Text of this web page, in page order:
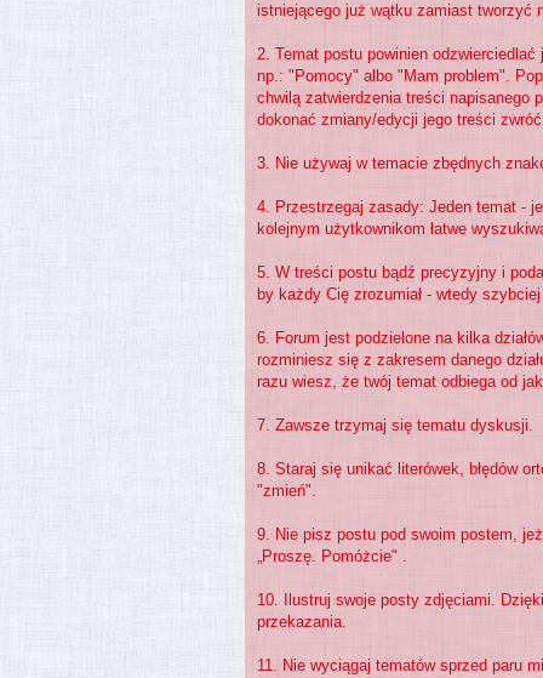
istniejącego już wątku zamiast tworzyć
2. Temat postu powinien
np.: "Pomocy" albo "Mam problem".
chwilą zatwierdzenia treści napisanego
dokonać zmiany/edycji jego treści
3. Nie używaj w temacie zbędnych
4. Przestrzegaj zasady: Jeden temat -
kolejnym użytkownikom łatwe
5. W treści postu bądź precyzyjny i
by każdy Cię zrozumiał - wtedy
6. Forum jest podzielone na kilka
rozminiesz się z zakresem danego
razu wiesz, że twój temat odbiega od
7. Zawsze trzymaj się tematu dyskusji.
8. Staraj się unikać literówek, błędów
"zmień".
9. Nie pisz postu pod swoim postem,
„Proszę. Pomóżcie" .
10. Ilustruj swoje posty zdjęciami.
przekazania.
11. Nie wyciągaj tematów sprzed paru